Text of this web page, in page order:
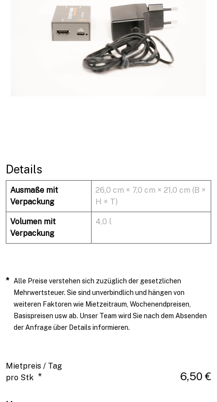
Details
Ausmaße mit
Verpackung
26,0 cm × 7,0 cm × 21,0 cm (B ×
H × T)
Volumen mit
Verpackung
4,0 l
*
Alle Preise verstehen sich zuzüglich der gesetzlichen
Mehrwertsteuer. Sie sind unverbindlich und hängen von
weiteren Faktoren wie Mietzeitraum, Wochenendpreisen,
Basispreisen usw ab. Unser Team wird Sie nach dem Absenden
der Anfrage über Details informieren.
Mietpreis / Tag
pro Stk * 6,50 €